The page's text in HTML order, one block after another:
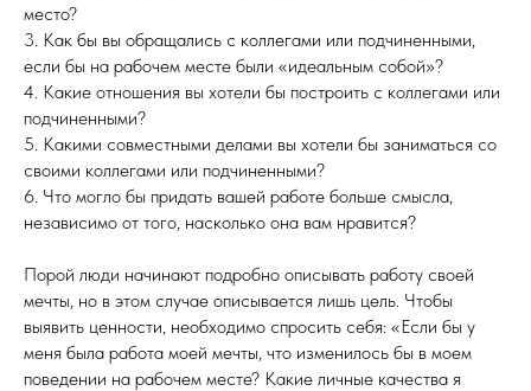
место?
3. Как бы вы обращались с коллегами или подчиненными,
если бы на рабочем месте были «идеальным собой»?
4. Какие отношения вы хотели бы построить с коллегами или
подчиненными?
5. Какими совместными делами вы хотели бы заниматься со
своими коллегами или подчиненными?
6. Что могло бы придать вашей работе больше смысла,
независимо от того, насколько она вам нравится?
Порой люди начинают подробно описывать работу своей
мечты, но в этом случае описывается лишь цель. Чтобы
выявить ценности, необходимо спросить себя: «Если бы у
меня была работа моей мечты, что изменилось бы в моем
поведении на рабочем месте? Какие личные качества я